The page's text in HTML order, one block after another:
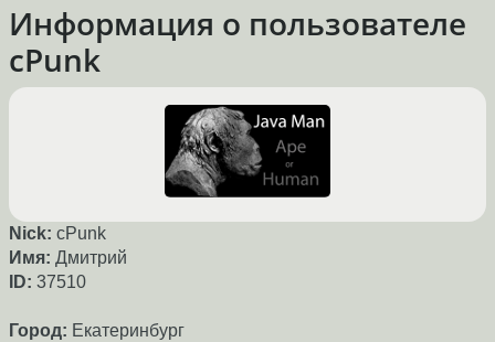
Информация о пользователе
cPunk
Nick: cPunk
Имя: Дмитрий
ID: 37510
Город: Екатеринбург